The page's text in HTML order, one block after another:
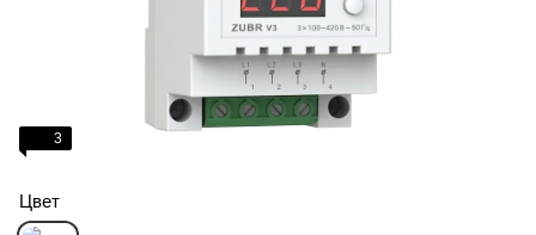
3
Цвет